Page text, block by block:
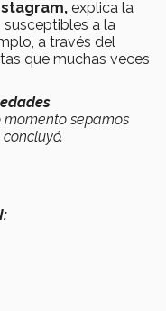
explica la
a la
a través del
que muchas veces
sepamos